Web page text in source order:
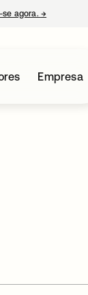
se agora. →
Empresa